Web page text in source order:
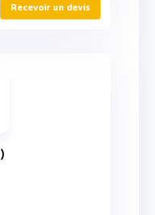
Recevoir un devis